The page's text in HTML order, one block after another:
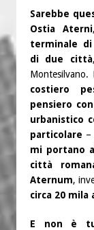
Sarebbe
Ostia Aterni
terminale di
di due città
Montesilvano.
costiero
pensiero
urbanistico
particolare –
mi portano
città
Aternum,
circa 20 mila
E non è